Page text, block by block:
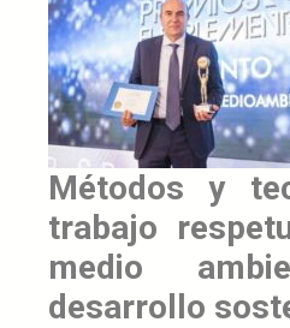
Métodos y
trabajo
medio
desarrollo